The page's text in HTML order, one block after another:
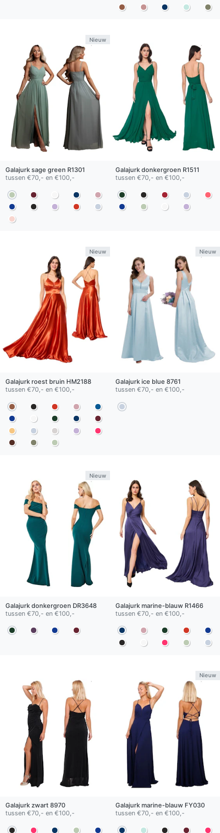
Nieuw
Galajurk sage green R1301
tussen €70,- en €100,-
Galajurk donkergroen R1511
tussen €70,- en €100,-
Nieuw
Galajurk roest bruin HM2188
tussen €70,- en €100,-
Nieuw
Galajurk ice blue 8761
tussen €70,- en €100,-
Nieuw
Galajurk donkergroen DR3648
tussen €70,- en €100,-
Galajurk marine-blauw R1466
tussen €70,- en €100,-
Galajurk zwart8970
tussen €70,- en €100,-
Nieuw
Galajurk marine-blauw FY030
tussen €70,- en €100,-